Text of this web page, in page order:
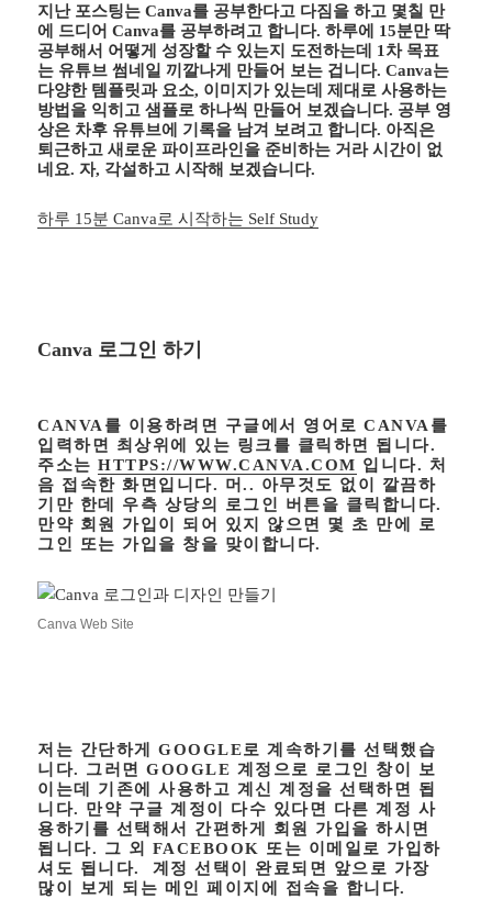
지난 포스팅는 Canva를 공부한다고 다짐을 하고 몇칠 만
에 드디어 Canva를 공부하려고 합니다. 하루에 15분만 딱
공부해서 어떻게 성장할 수 있는지 도전하는데 1차 목표
는 유튜브 썸네일 끼깔나게 만들어 보는 겁니다. Canva는
다양한 템플릿과 요소, 이미지가 있는데 제대로 사용하는
방법을 익히고 샘플로 하나씩 만들어 보겠습니다. 공부 영
상은 차후 유튜브에 기록을 남겨 보려고 합니다. 아직은
퇴근하고 새로운 파이프라인을 준비하는 거라 시간이 없
네요. 자, 각설하고 시작해 보겠습니다.
하루 15분 Canva로 시작하는 Self Study
Canva 로그인 하기
CANVA를 이용하려면 구글에서 영어로 CANVA를
입력하면 최상위에 있는 링크를 클릭하면 됩니다.
주소는HTTPS://WWW.CANVA.COM 입니다. 처
음 접속한 화면입니다. 머.. 아무것도 없이 깔끔하
기만 한데 우측 상당의 로그인 버튼을 클릭합니다.
만약 회원 가입이 되어 있지 않으면 몇 초 만에 로
그인 또는 가입을 창을 맞이합니다.
Canva Web Site
저는 간단하게 GOOGLE로 계속하기를 선택했습
니다. 그러면 GOOGLE 계정으로 로그인 창이 보
이는데 기존에 사용하고 계신 계정을 선택하면 됩
니다. 만약 구글 계정이 다수 있다면 다른 계정 사
용하기를 선택해서 간편하게 회원 가입을 하시면
됩니다. 그 외 FACEBOOK 또는 이메일로 가입하
셔도 됩니다. 계정 선택이 완료되면 앞으로 가장
많이 보게 되는 메인 페이지에 접속을 합니다.